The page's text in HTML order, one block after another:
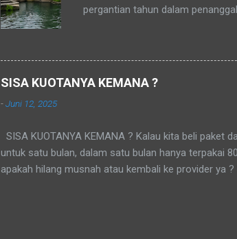
pergantian tahun dalam
introspeksi, tirakat, dan
Yogyakarta dan sekitarnya,
semuanya memiliki tujuan yang
SISA KUOTANYA KEMANA ?
-Juni 12, 2025
SISA KUOTANYA KEMANA ? Kalau kita beli paket
untuk satu bulan, dalam satu bulan hanya terpakai
apakah hilang musnah atau kembali ke provider ya
"berlalu." Tapi, tidak benar-benar musnah secara